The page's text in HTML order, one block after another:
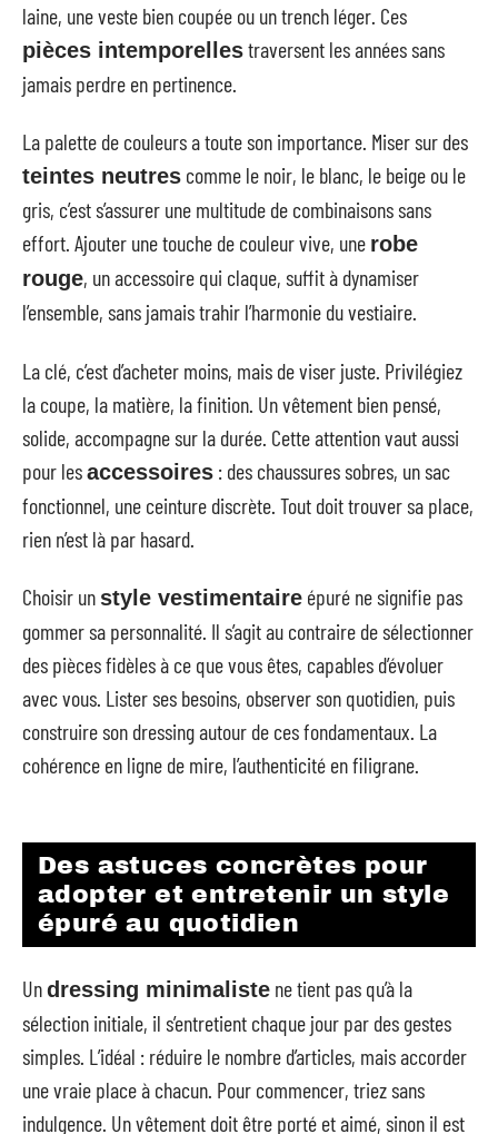
laine, une veste bien coupée ou un trench léger. Ces
pièces intemporellestraversent les années sans
jamais perdre en pertinence.
La palette de couleurs a toute son importance. Miser sur des
teintes neutres comme le noir, le blanc, le beige ou le
gris, c’est s’assurer une multitude de combinaisons sans
effort. Ajouter une touche de couleur vive, une robe
rouge, un accessoire qui claque, suffit à dynamiser
l’ensemble, sans jamais trahir l’harmonie du vestiaire.
La clé, c’est d’acheter moins, mais de viser juste. Privilégiez
la coupe, la matière, la finition. Un vêtement bien pensé,
solide, accompagne sur la durée. Cette attention vaut aussi
pour lesaccessoires : des chaussures sobres, un sac
fonctionnel, une ceinture discrète. Tout doit trouver sa place,
rien n’est là par hasard.
Choisir un style vestimentaire épuré ne signifie pas
gommer sa personnalité. Il s’agit au contraire de sélectionner
des pièces fidèles à ce que vous êtes, capables d’évoluer
avec vous. Lister ses besoins, observer son quotidien, puis
construire son dressing autour de ces fondamentaux. La
cohérence en ligne de mire, l’authenticité en filigrane.
Des astuces concrètes pour
adopter et entretenir un style
épuré au quotidien
Undressing minimaliste ne tient pas qu’à la
sélection initiale, il s’entretient chaque jour par des gestes
simples. L’idéal : réduire le nombre d’articles, mais accorder
une vraie place à chacun. Pour commencer, triez sans
indulgence. Un vêtement doit être porté et aimé, sinon il est